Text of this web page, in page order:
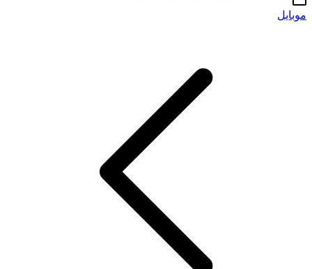
موبایل